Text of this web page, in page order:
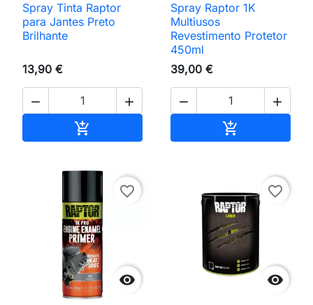
Spray Tinta Raptor
para Jantes Preto
Brilhante
13,90 €
 

Spray Raptor 1K
Multiusos
Revestimento Protetor
450ml
39,00 €
 


favorite_border

favorite_border